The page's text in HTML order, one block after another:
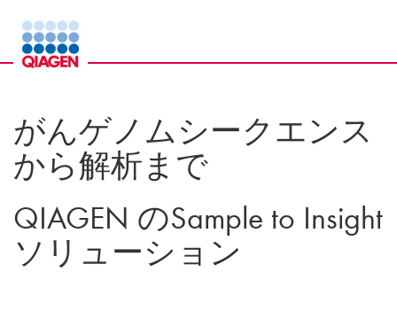
がんゲノムシークエンス
から解析まで
QIAGEN のSample to Insight
ソリューション